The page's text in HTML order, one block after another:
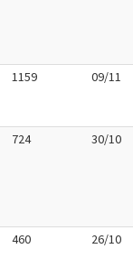
1159 09/11
724 30/10
460 26/10